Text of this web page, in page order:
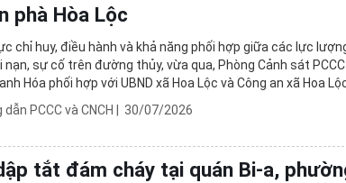
phà Hòa Lộc
chỉ huy, điều hành và khả năng phối hợp giữa các lực
sự cố trên đường thủy, vừa qua, Phòng Cảnh sát
Hóa phối hợp với UBND xã Hoa Lộc và Công an xã Hoa
chữa cháy và cứu ...
PCCC và CNCH 30/07/2026
tắt đám cháy tại quán Bi-a,